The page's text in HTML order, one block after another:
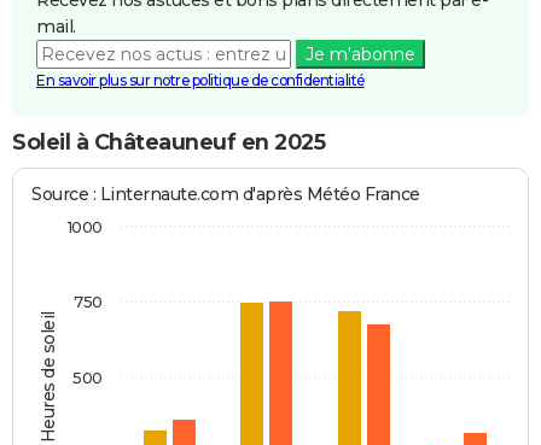
mail.
Je m'abonne
En savoir plus sur notre politique de confidentialité
Soleil à Châteauneuf en 2025
Heures de soleil
Source : Linternaute.com d'après Météo France
500
750
1000